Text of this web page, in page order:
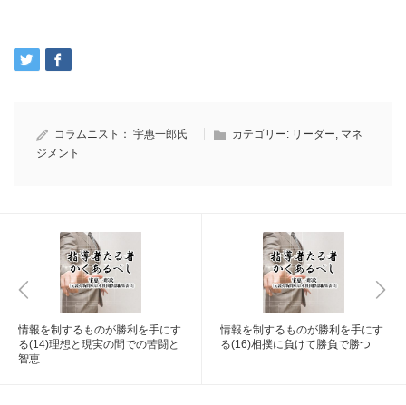
コラムニスト： 宇惠一郎氏 カテゴリー: リーダー, マネ
ジメント
情報を制するものが勝利を手にす
る(14)理想と現実の間での苦闘と
智恵
情報を制するものが勝利を手にす
る(16)相撲に負けて勝負で勝つ